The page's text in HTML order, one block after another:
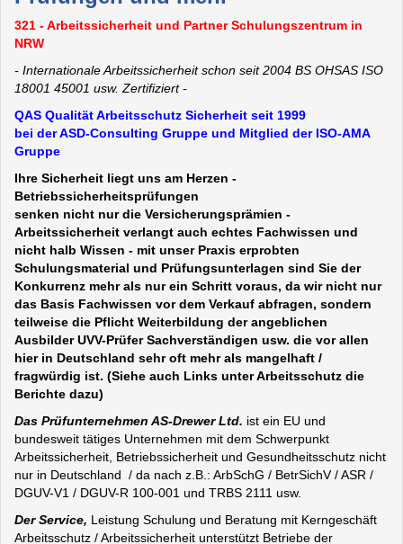
321 - Arbeitssicherheit und Partner Schulungszentrum in
NRW
- Internationale Arbeitssicherheit schon seit 2004 BS OHSAS ISO
18001 45001 usw. Zertifiziert -
QAS Qualität Arbeitsschutz Sicherheit seit 1999
bei der ASD-Consulting Gruppe und Mitglied der ISO-AMA
Gruppe
Ihre Sicherheit liegt uns am Herzen -
Betriebssicherheitsprüfungen
senken nicht nur die Versicherungsprämien -
Arbeitssicherheit verlangt auch echtes Fachwissen und
nicht halb Wissen - mit unser Praxis erprobten
Schulungsmaterial und Prüfungsunterlagen sind Sie der
Konkurrenz mehr als nur ein Schritt voraus, da wir nicht nur
das Basis Fachwissen vor dem Verkauf abfragen, sondern
teilweise die Pflicht Weiterbildung der angeblichen
Ausbilder UVV-Prüfer Sachverständigen usw. die vor allen
hier in Deutschland sehr oft mehr als mangelhaft /
fragwürdig ist. (Siehe auch Links unter Arbeitsschutz die
Berichte dazu)
Das Prüfunternehmen AS-Drewer Ltd. ist ein EU und
bundesweit tätiges Unternehmen mit dem Schwerpunkt
Arbeitssicherheit, Betriebssicherheit und Gesundheitsschutz nicht
nur in Deutschland / da nach z.B.: ArbSchG / BetrSichV / ASR /
DGUV-V1 / DGUV-R 100-001 und TRBS 2111 usw.
Der Service, Leistung Schulung und Beratung mit Kerngeschäft
Arbeitsschutz / Arbeitssicherheit unterstützt Betriebe der